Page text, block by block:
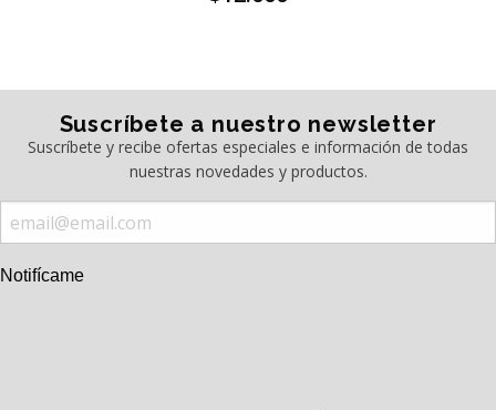
Suscríbete a nuestro newsletter
Suscríbete y recibe ofertas especiales e información de todas
nuestras novedades y productos.
Notifícame